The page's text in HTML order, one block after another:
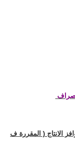
الانتاج ( المقررة ف